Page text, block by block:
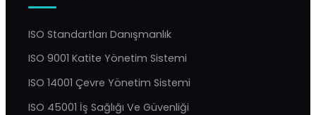
ISO Standartları Danışmanlık
ISO 9001 Katite Yönetim Sistemi
ISO 14001 Çevre Yönetim Sistemi
ISO 45001 İş Sağlığı Ve Güvenliği